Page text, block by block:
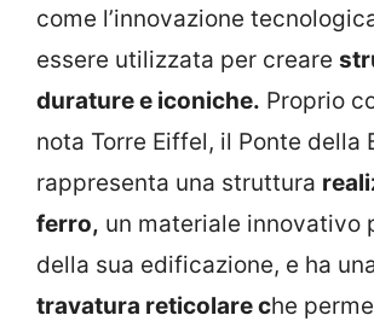
come l’innovazione
essere utilizzata per creare
durature e iconiche. Proprio
nota Torre Eiffel, il Ponte della
rappresenta una struttura
ferro, un materiale innovativo
della sua edificazione, e ha
travatura reticolare che